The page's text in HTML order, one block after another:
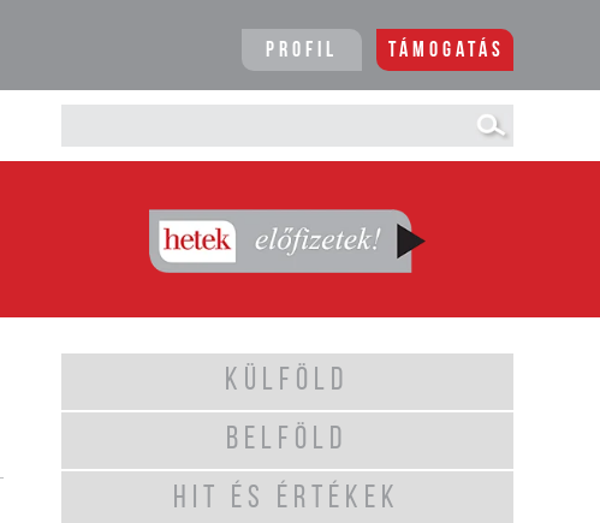
Profil Támogatás
KÜLFÖLD
BELFÖLD
HIT ÉS ÉRTÉKEK